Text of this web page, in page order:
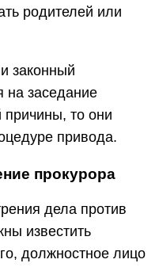
родителей или
законный
на заседание
причины, то они
привода.
прокурора
дела против
известить
должностное лицо